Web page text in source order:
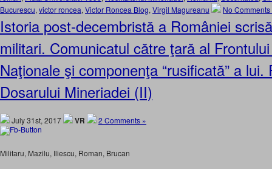
Bucurescu, victor roncea, Victor Roncea Blog, Virgil Magureanu No Comments
Istoria post-decembristă a României
militari. Comunicatul către ţară al
Naţionale şi componenţa “rusificată” a
Dosarului Mineriadei (II)
July 31st, 2017 VR 2 Comments »
Militaru, Mazilu, Iliescu, Roman, Brucan